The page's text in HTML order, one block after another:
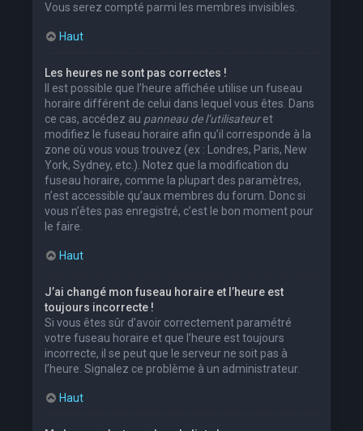
Vous serez compté parmi les membres invisibles.
Haut
Les heures ne sont pas correctes !
Il est possible que l’heure affichée utilise un fuseau
horaire différent de celui dans lequel vous êtes. Dans
ce cas, accédez au panneau de l’utilisateuret
modifiez le fuseau horaire afin qu’il corresponde à la
zone où vous vous trouvez (ex : Londres, Paris, New
York, Sydney, etc.). Notez que la modification du
fuseau horaire, comme la plupart des paramètres,
n’est accessible qu’aux membres du forum. Donc si
vous n’êtes pas enregistré, c’est le bon moment pour
le faire.
Haut
J’ai changé mon fuseau horaire et l’heure est
toujours incorrecte !
Si vous êtes sûr d’avoir correctement paramétré
votre fuseau horaire et que l’heure est toujours
incorrecte, il se peut que le serveur ne soit pas à
l’heure. Signalez ce problème à un administrateur.
Haut